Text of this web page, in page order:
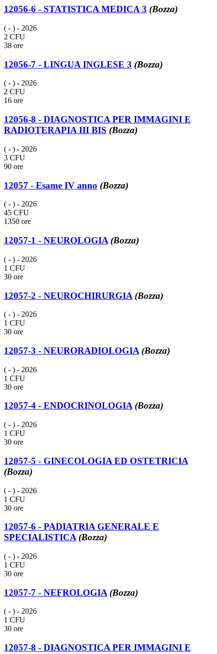
12056-6 - STATISTICA MEDICA 3 (Bozza)
( - ) - 2026
2 CFU
38 ore
12056-7 - LINGUA INGLESE 3 (Bozza)
( - ) - 2026
2 CFU
16 ore
12056-8 - DIAGNOSTICA PER IMMAGINI E
RADIOTERAPIA III BIS (Bozza)
( - ) - 2026
3 CFU
90 ore
12057 - Esame IV anno (Bozza)
( - ) - 2026
45 CFU
1350 ore
12057-1 - NEUROLOGIA (Bozza)
( - ) - 2026
1 CFU
30 ore
12057-2 - NEUROCHIRURGIA (Bozza)
( - ) - 2026
1 CFU
30 ore
12057-3 - NEURORADIOLOGIA (Bozza)
( - ) - 2026
1 CFU
30 ore
12057-4 - ENDOCRINOLOGIA (Bozza)
( - ) - 2026
1 CFU
30 ore
12057-5 - GINECOLOGIA ED OSTETRICIA
(Bozza)
( - ) - 2026
1 CFU
30 ore
12057-6 - PADIATRIA GENERALE E
SPECIALISTICA (Bozza)
( - ) - 2026
1 CFU
30 ore
12057-7 - NEFROLOGIA (Bozza)
( - ) - 2026
1 CFU
30 ore
12057-8 - DIAGNOSTICA PER IMMAGINI E